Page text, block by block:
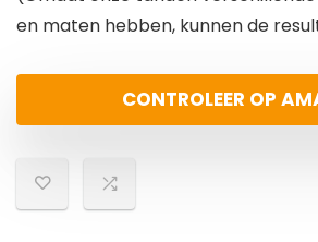
en maten hebben, kunnen de
CONTROLEER OP